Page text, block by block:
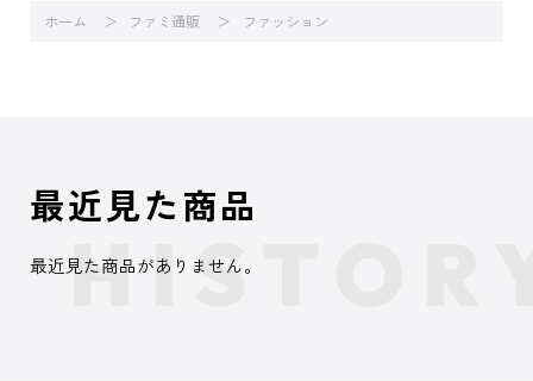
ホーム ファミ通販 ファッション
最近見た商品
最近見た商品がありません。